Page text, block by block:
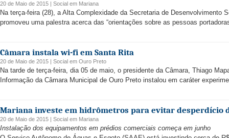
20 de Maio de 2015 | Social em Mariana
Na terça-feira (28), a Alta Complexidade da Secretaria de Desenvolvimento
promoveu uma palestra acerca das “orientações sobre as pessoas
Câmara instala wi-fi em Santa Rita
20 de Maio de 2015 | Social em Ouro Preto
Na tarde de terça-feira, dia 05 de maio, o presidente da Câmara, Thiago
Informação da Câmara Municipal de Ouro Preto instalou em caráter
Mariana investe em hidrômetros para evitar desperdício
20 de Maio de 2015 | Social em Mariana
Instalação dos equipamentos em prédios comerciais começa em junho